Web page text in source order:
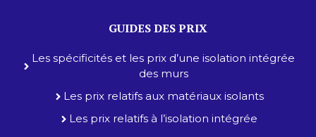
GUIDES DES PRIX
Les spécificités et les prix d’une isolation intégrée
des murs
Les prix relatifs aux matériaux isolants
Les prix relatifs à l’isolation intégrée